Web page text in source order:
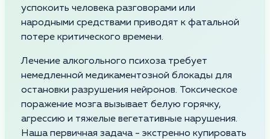
успокоить человека разговорами или
народными средствами приводят к фатальной
потере критического времени.
Лечение алкогольного психоза требует
немедленной медикаментозной блокады для
остановки разрушения нейронов. Токсическое
поражение мозга вызывает белую горячку,
агрессию и тяжелые вегетативные нарушения.
Наша первичная задача - экстренно купировать